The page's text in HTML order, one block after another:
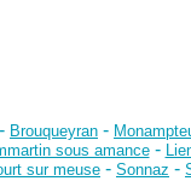
- Brouqueyran -
sous amance-
sur meuse - Sonnaz -